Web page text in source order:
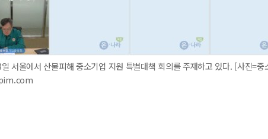
서울에서 산불피해 중소기업 지원 특별대책 회의를 주재하고 있다. [사진=중